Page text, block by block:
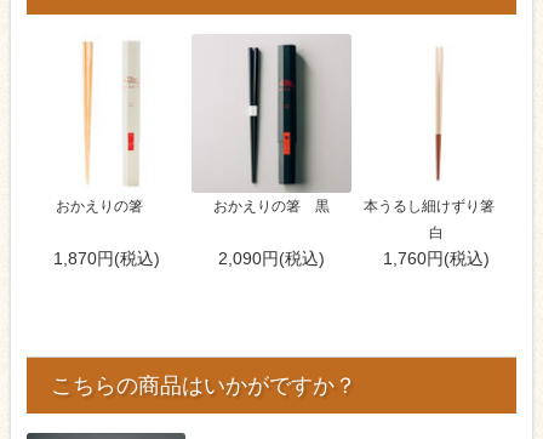
おかえりの箸
1,870円(税込)
おかえりの箸 黒
2,090円(税込)
本うるし細けずり箸
白
1,760円(税込)
こちらの商品はいかがですか？